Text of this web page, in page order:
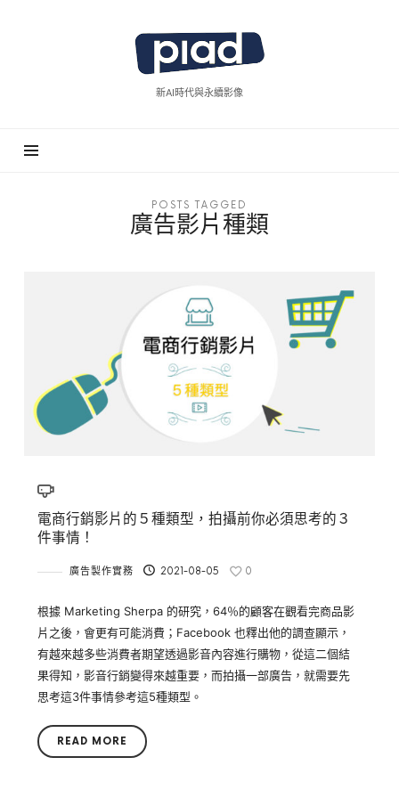
piad
拍
新AI時代與永續影像
POSTS TAGGED
廣告影片種類
電商行銷影片的５種類型，拍攝前你必須思考的３
件事情！
廣告製作實務 2021-08-05 0
根據 Marketing Sherpa 的研究，64％的顧客在觀看完商品影
片之後，會更有可能消費；Facebook 也釋出他的調查顯示，
有越來越多些消費者期望透過影音內容進行購物，從這二個結
果得知，影音行銷變得來越重要，而拍攝一部廣告，就需要先
思考這3件事情參考這5種類型。
READ MORE